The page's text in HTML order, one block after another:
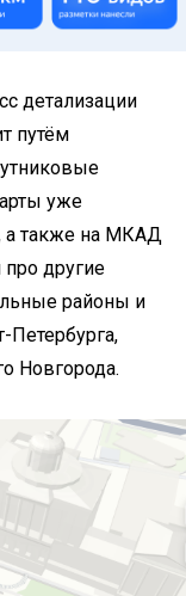
детализации
путём
уже
а также на МКАД
другие
районы и
Новгорода.